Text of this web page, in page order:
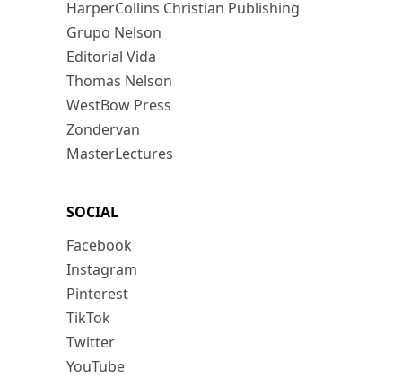
HarperCollins Christian Publishing
Grupo Nelson
Editorial Vida
Thomas Nelson
WestBow Press
Zondervan
MasterLectures
SOCIAL
Facebook
Instagram
Pinterest
TikTok
Twitter
YouTube